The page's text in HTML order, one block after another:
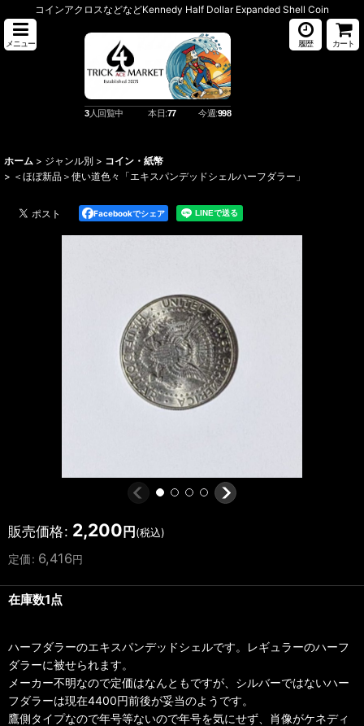
コインアクロスなどなどKennedy Half Dollar Expanded Shell Coin
メニュー
3人回覧中 本日:77 今週:998
履歴 カート
ホーム > ジャンル別 > コイン・紙幣
> ＜ほぼ新品＞使い道色々「エキスパンデッドシェルハーフダラー」
Facebookでシェア
販売価格: 2,200 円 (税込)
定価: 6,416 円
在庫数1点
ハーフダラーのエキスパンデッドシェルです。レギュラーのハーフ
ダラーに被せられます。
メーカー不明なので定価はなんともですが、シルバーではないハー
フダラーは現在4400円前後が妥当のようです。
鷹側タイプなので年号等ないので年号を気にせず、肖像がケネディ